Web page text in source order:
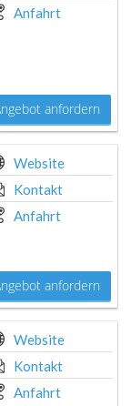
Anfahrt
anfordern
Website
Kontakt
Anfahrt
anfordern
Website
Kontakt
Anfahrt